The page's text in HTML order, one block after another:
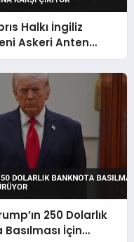
Halkı İngiliz
Askeri Anten
Karşı Çıkıyor
250 Dolarlık
İçin